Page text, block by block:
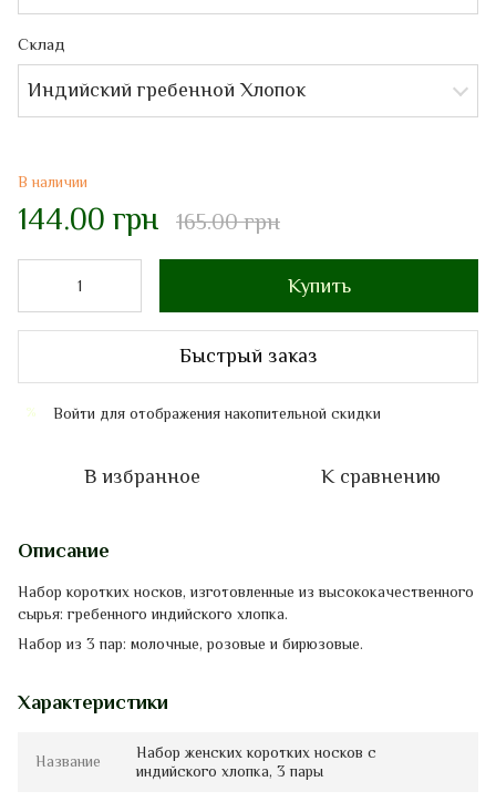
Склад
Индийский гребенной Хлопок
В наличии
144.00 грн 165.00 грн
Купить
Быстрый заказ
% Войти для отображения накопительной скидки
В избранное К сравнению
Описание
Набор коротких носков, изготовленные из высококачественного
сырья: гребенного индийского хлопка.
Набор из 3 пар: молочные, розовые и бирюзовые.
Характеристики
Название
Набор женских коротких носков с
индийского хлопка, 3 пары